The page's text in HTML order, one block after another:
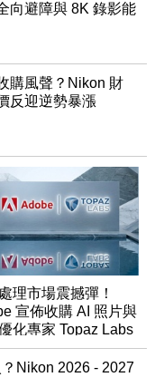
向避障與 8K 錄影能
購風聲？Nikon 財
反迎逆勢暴漲
理市場震撼彈！
宣佈收購 AI 照片與
化專家 Topaz Labs
Nikon 2026 - 2027